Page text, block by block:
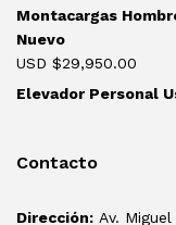
Montacargas
Nuevo
USD $29,950.00
Elevador Personal
Contacto
Dirección: Av.